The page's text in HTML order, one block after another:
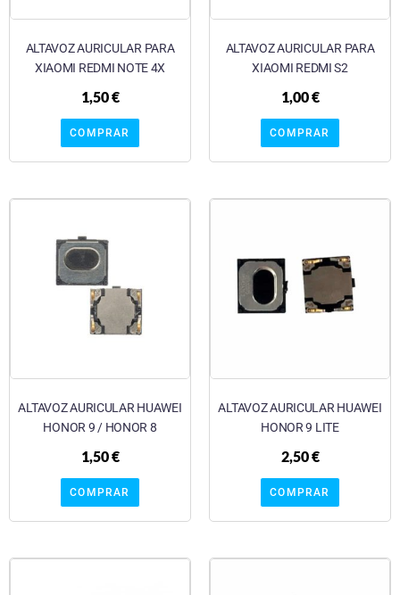
ALTAVOZ AURICULAR PARA
XIAOMI REDMI NOTE 4X
1,50€
COMPRAR
ALTAVOZ AURICULAR PARA
XIAOMI REDMI S2
1,00€
COMPRAR
ALTAVOZ AURICULAR HUAWEI
HONOR 9 / HONOR 8
1,50€
COMPRAR
ALTAVOZ AURICULAR HUAWEI
HONOR 9 LITE
2,50€
COMPRAR